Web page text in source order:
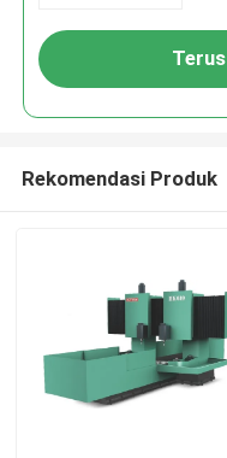
Terus
Rekomendasi Produk